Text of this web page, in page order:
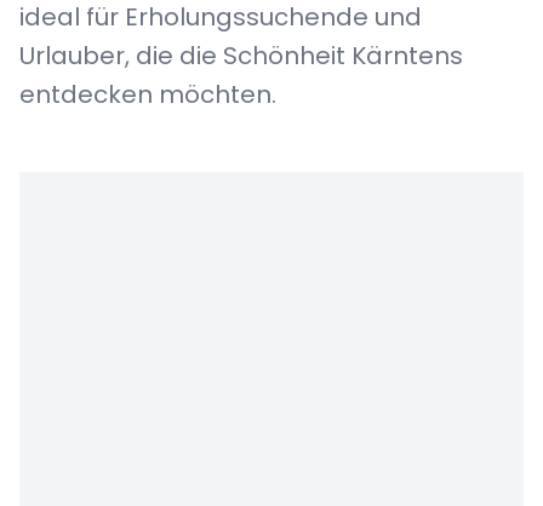
ideal für Erholungssuchende und
Urlauber, die die Schönheit Kärntens
entdecken möchten.